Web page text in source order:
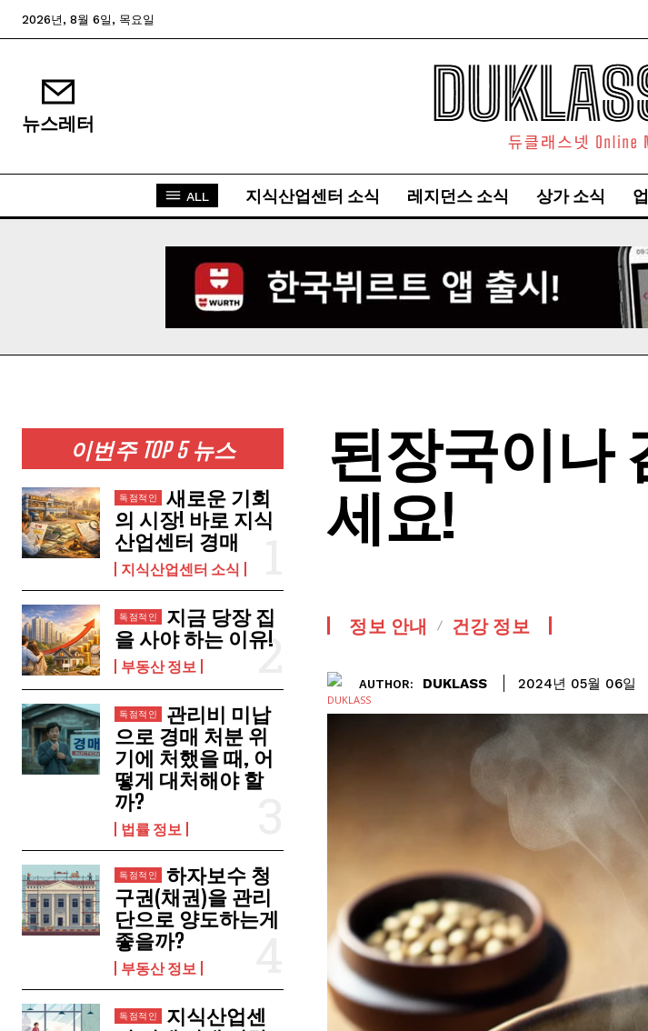
2026년, 8월 6일, 목요일
뉴스레터
ALL 지식산업센터 소식 레지던스 소식 상가 소식
이번주 TOP 5 뉴스
새로운 기회
의 시장! 바로 지식
산업센터 경매
지식산업센터 소식
지금 당장 집
을 사야 하는 이유!
부동산 정보
관리비 미납
으로 경매 처분 위
기에 처했을 때, 어
떻게 대처해야 할
까?
법률 정보
하자보수 청
구권(채권)을 관리
단으로 양도하는게
좋을까?
부동산 정보
지식산업센
된장국이나
세요!
정보 안내 건강 정보
AUTHOR: DUKLASS 2024년 05월 06일